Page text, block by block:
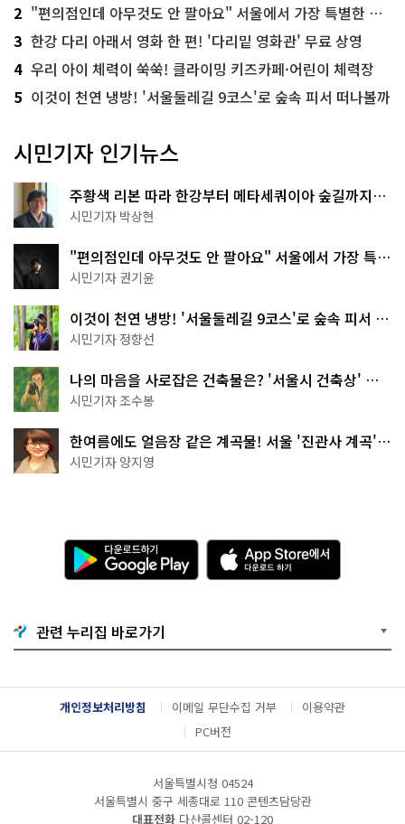
2 "편의점인데 아무것도 안 팔아요" 서울에서 가장 특별한 편의점의 정체
3 한강 다리 아래서 영화 한 편! '다리밑 영화관' 무료 상영
4 우리 아이 체력이 쑥쑥! 클라이밍 키즈카페·어린이 체력장
5 이것이 천연 냉방! '서울둘레길 9코스'로 숲속 피서 떠나볼까
시민기자 인기뉴스
주황색 리본 따라 한강부터 메타세쿼이아 숲길까지…
서울둘레길 15코스
시민기자 박상현
"편의점인데 아무것도 안 팔아요" 서울에서 가장 특별
한 편의점의 정체
시민기자 권기윤
이것이 천연 냉방! '서울둘레길 9코스'로 숲속 피서 떠
나볼까
시민기자 정향선
나의 마음을 사로잡은 건축물은? '서울시 건축상' 수
상작 공개!
시민기자 조수봉
한여름에도 얼음장 같은 계곡물! 서울 '진관사 계곡'이
천국이네~
시민기자 양지영
다
운
로
기
G
o
g
l
e
A
p
p
e
서
다
운
관련 누리집 바로가기
개인정보처리방침 이메일 무단수집 거부
이용약관
PC버전
서울특별시청 04524
서울특별시 중구 세종대로 110 콘텐츠담당관
대표전화 다산콜센터 02-120